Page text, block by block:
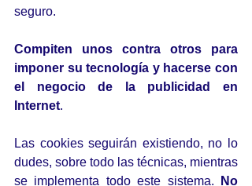
seguro.
Compiten unos contra otros para
imponer su tecnología y hacerse con
el negocio de la publicidad en
Internet.
Las cookies seguirán existiendo, no lo
dudes, sobre todo las técnicas, mientras
se implementa todo este sistema.
No